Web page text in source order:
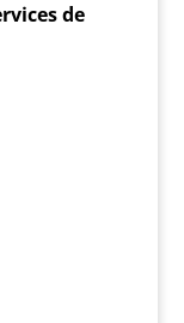
de